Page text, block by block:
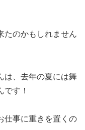
たのかもしれません
は、去年の夏には舞
す！
仕事に重きを置くの